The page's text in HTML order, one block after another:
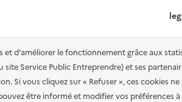
et d'améliorer le fonctionnement grâce aux
Service Public Entreprendre) et ses
Si vous cliquez sur « Refuser », ces cookies
être informé et modifier vos préférences